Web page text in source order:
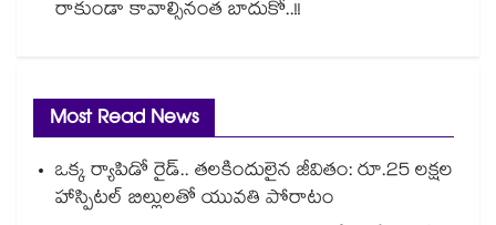
రాకుండా కావాల్సినంత బాదుకో..!!
Most Read News
ఒక్క ర్యాపిడో రైడ్.. తలకిందులైన జీవితం: రూ.25 లక్షల
హాస్పిటల్ బిల్లులతో యువతి పోరాటం